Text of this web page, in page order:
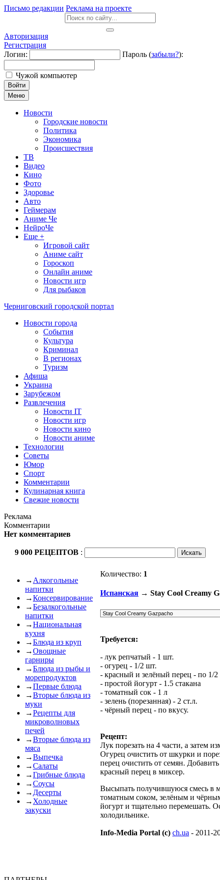
Письмо редакции Реклама на проекте
Авторизация
Регистрация
Логин:
Пароль (забыли?):
Чужой компьютер
Войти
Меню
Новости
Городские новости
Политика
Экономика
Происшествия
ТВ
Видео
Кино
Фото
Здоровье
Авто
Геймерам
Аниме Че
НейроЧе
Еще +
Игровой сайт
Аниме сайт
Гороскоп
Онлайн аниме
Новости игр
Для рыбаков
Черниговский городской портал
Новости города
События
Культура
Криминал
В регионах
Туризм
Афиша
Украина
Зарубежом
Развлечения
Новости IT
Новости игр
Новости кино
Новости аниме
Технологии
Советы
Юмор
Спорт
Комментарии
Кулинарная книга
Свежие новости
Реклама
Комментарии
Нет комментариев
9 000 РЕЦЕПТОВ :
→ Алкогольные
напитки
→Консервирование
→Безалкогольные
напитки
→Национальная
кухня
→Блюда из круп
→Овощные
гарниры
→Блюда из рыбы и
морепродуктов
→Первые блюда
→Вторые блюда из
муки
→Рецепты для
микроволновых
печей
→Вторые блюда из
мяса
→Выпечка
→Салаты
→Грибные блюда
→Соусы
→ Десерты
→ Холодные
закуски
Количество: 1
Испанская → Stay Cool Creamy
Требуется:
- лук репчатый - 1 шт.
- огурец - 1/2 шт.
- красный и зелёный перец - по 1/
- простой йогурт - 1.5 стакана
- томатный сок - 1 л
- зелень (порезанная) - 2 ст.л.
- чёрный перец - по вкусу.
Рецепт:
Лук порезать на 4 части, а затем
Огурец очистить от шкурки и
перец очистить от семян.
красный перец в миксер.
Высыпать получившуюся смесь в
томатным соком, зелёным и
йогурт и тщательно перемешать.
холодильнике.
Info-Media Portal (c) ch.ua - 2011-